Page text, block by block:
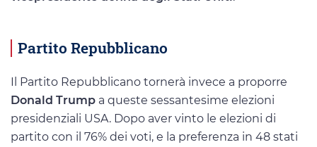
Partito Repubblicano
Il Partito Repubblicano tornerà invece a proporre
Donald Trump a queste sessantesime elezioni
presidenziali USA. Dopo aver vinto le elezioni di
partito con il 76% dei voti, e la preferenza in 48 stati